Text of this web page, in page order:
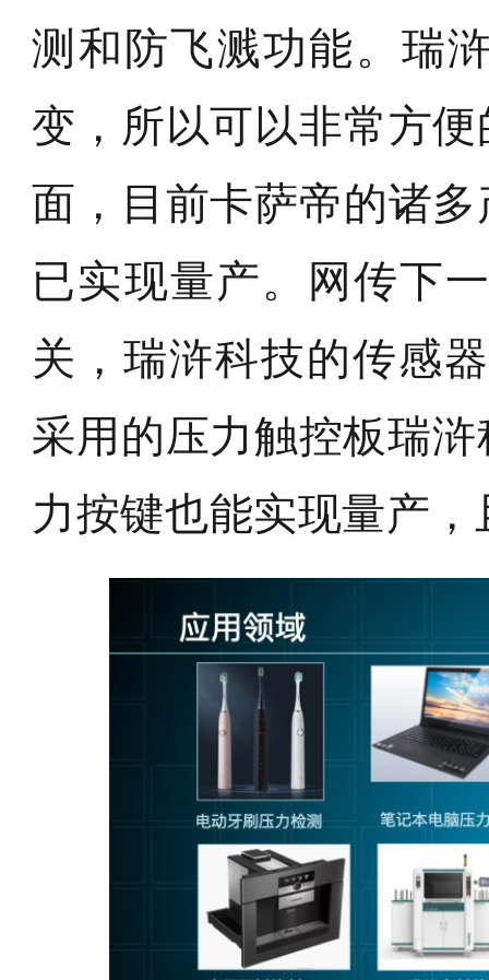
测和防飞溅功能。瑞
变，所以可以非常方
面，目前卡萨帝的诸
已实现量产。网传下
关，瑞浒科技的传感
采用的压力触控板瑞
力按键也能实现量产